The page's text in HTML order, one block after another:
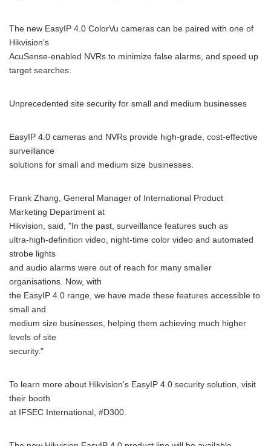
The new EasyIP 4.0 ColorVu cameras can be paired with one of
Hikvision's
AcuSense-enabled NVRs to minimize false alarms, and speed up
target searches.
Unprecedented site security for small and medium businesses
EasyIP 4.0 cameras and NVRs provide high-grade, cost-effective
surveillance
solutions for small and medium size businesses.
Frank Zhang, General Manager of International Product
Marketing Department at
Hikvision, said, "In the past, surveillance features such as
ultra-high-definition video, night-time color video and automated
strobe lights
and audio alarms were out of reach for many smaller
organisations. Now, with
the EasyIP 4.0 range, we have made these features accessible to
small and
medium size businesses, helping them achieving much higher
levels of site
security."
To learn more about Hikvision's EasyIP 4.0 security solution, visit
their booth
at IFSEC International, #D300.